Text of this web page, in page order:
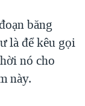
băng
là để kêu gọi
nó cho
này.